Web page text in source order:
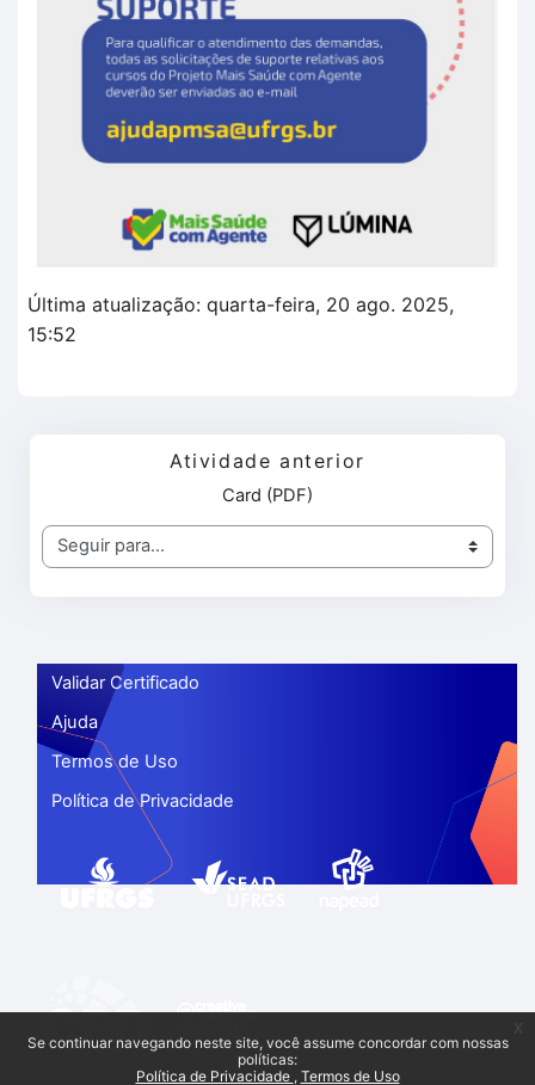
Se continuar navegando neste site, você assume concordar com nossas
políticas:
Política de Privacidade Termos de Uso
Última atualização: quarta-feira, 20 ago. 2025,
15:52
Atividade anterior
Card (PDF)
Seguir para...
Validar Certificado
Ajuda
Termos de Uso
Política de Privacidade